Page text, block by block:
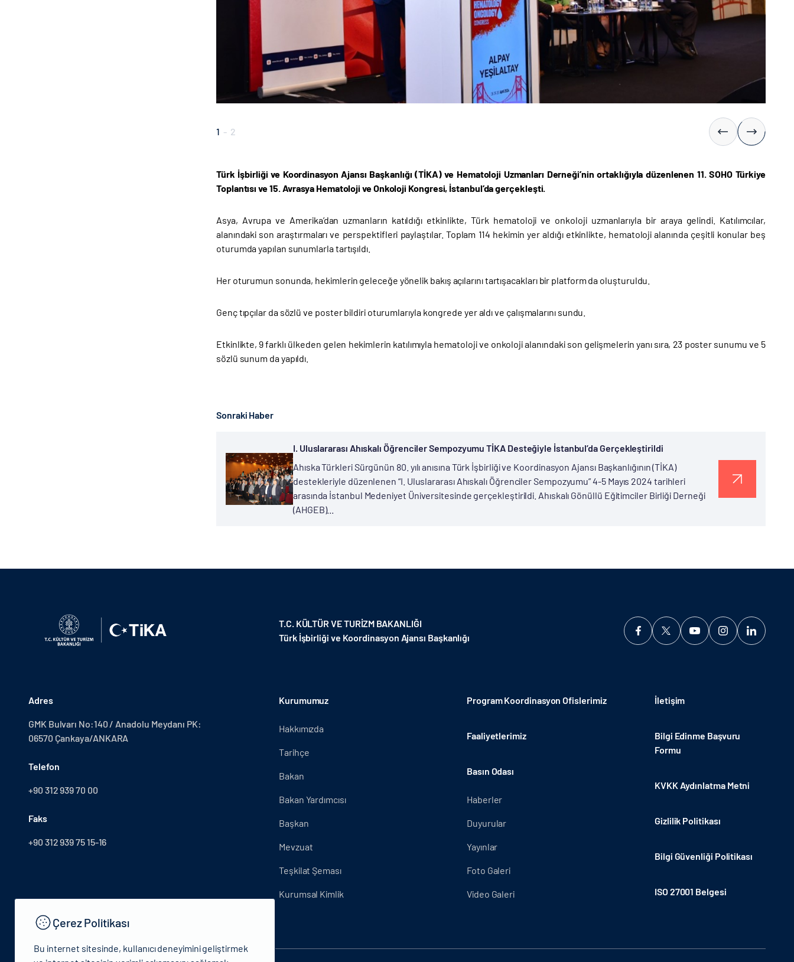
1 - 2
Türk İşbirliği ve Koordinasyon Ajansı Başkanlığı (TİKA) ve Hematoloji Uzmanları Derneği’nin ortaklığıyla düzenlenen 11. SOHO Türkiye
Toplantısı ve 15. Avrasya Hematoloji ve Onkoloji Kongresi, İstanbul’da gerçekleşti.
Asya, Avrupa ve Amerika’dan uzmanların katıldığı etkinlikte, Türk hematoloji ve onkoloji uzmanlarıyla bir araya gelindi. Katılımcılar,
alanındaki son araştırmaları ve perspektifleri paylaştılar. Toplam 114 hekimin yer aldığı etkinlikte, hematoloji alanında çeşitli konular beş
oturumda yapılan sunumlarla tartışıldı.
Her oturumun sonunda, hekimlerin geleceğe yönelik bakış açılarını tartışacakları bir platform da oluşturuldu.
Genç tıpçılar da sözlü ve poster bildiri oturumlarıyla kongrede yer aldı ve çalışmalarını sundu.
Etkinlikte, 9 farklı ülkeden gelen hekimlerin katılımıyla hematoloji ve onkoloji alanındaki son gelişmelerin yanı sıra, 23 poster sunumu ve 5
sözlü sunum da yapıldı.
Sonraki Haber
I. Uluslararası Ahıskalı Öğrenciler Sempozyumu TİKA Desteğiyle İstanbul’da Gerçekleştirildi
Ahıska Türkleri Sürgünün 80. yılı anısına Türk İşbirliği ve Koordinasyon Ajansı Başkanlığının (TİKA)
destekleriyle düzenlenen “I. Uluslararası Ahıskalı Öğrenciler Sempozyumu” 4-5 Mayıs 2024 tarihleri
arasında İstanbul Medeniyet Üniversitesinde gerçekleştirildi. Ahıskalı Gönüllü Eğitimciler Birliği Derneği
(AHGEB)...
T.C. KÜLTÜR VE TURİZM BAKANLIĞI
Türk İşbirliği ve Koordinasyon Ajansı Başkanlığı
Adres
GMK Bulvarı No:140 / Anadolu Meydanı PK:
06570 Çankaya/ANKARA
Telefon
+90 312 939 70 00
Faks
+90 312 939 75 15-16
Kurumumuz
Hakkımızda
Tarihçe
Bakan
Bakan Yardımcısı
Başkan
Mevzuat
Teşkilat Şeması
Kurumsal Kimlik
Program Koordinasyon Ofislerimiz
Faaliyetlerimiz
Basın Odası
Haberler
Duyurular
Yayınlar
Foto Galeri
Video Galeri
İletişim
Bilgi Edinme Başvuru
Formu
KVKK Aydınlatma Metni
Gizlilik Politikası
Bilgi Güvenliği Politikası
ISO 27001 Belgesi
Çerez Politikası
Bu internet sitesinde, kullanıcı deneyimini geliştirmek